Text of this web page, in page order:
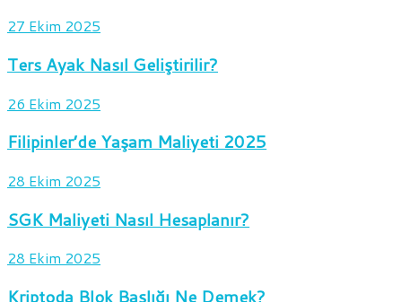
27 Ekim 2025
Ters Ayak Nasıl Geliştirilir?
26 Ekim 2025
Filipinler’de Yaşam Maliyeti 2025
28 Ekim 2025
SGK Maliyeti Nasıl Hesaplanır?
28 Ekim 2025
Kriptoda Blok Başlığı Ne Demek?